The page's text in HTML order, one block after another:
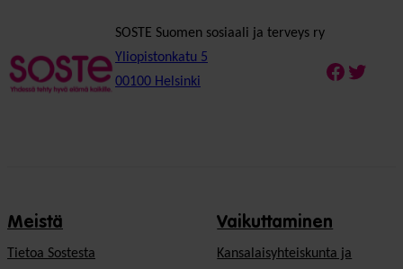
SOSTE Suomen sosiaali ja terveys ry
Yliopistonkatu 5
00100 Helsinki
Meistä
Tietoa Sostesta
Vaikuttaminen
Kansalaisyhteiskunta ja